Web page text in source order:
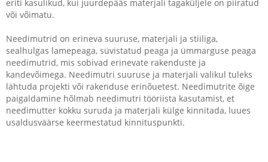
eriti kasulikud, kui juurdepääs materjali tagaküljele on piiratud
või võimatu.
Needimutrid on erineva suuruse, materjali ja stiiliga,
sealhulgas lamepeaga, süvistatud peaga ja ümmarguse peaga
needimutrid, mis sobivad erinevate rakenduste ja
kandevõimega. Needimutri suuruse ja materjali valikul tuleks
lähtuda projekti või rakenduse erinõuetest. Needimutrite õige
paigaldamine hõlmab needimutri tööriista kasutamist, et
needimutter kokku suruda ja materjali külge kinnitada, luues
usaldusväärse keermestatud kinnituspunkti.